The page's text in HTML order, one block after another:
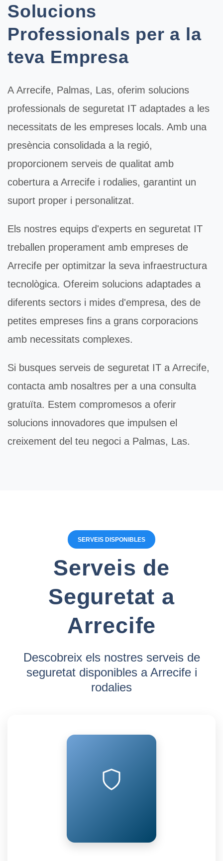
Solucions
Professionals per a la
teva Empresa
A Arrecife, Palmas, Las, oferim solucions
professionals de seguretat IT adaptades a les
necessitats de les empreses locals. Amb una
presència consolidada a la regió,
proporcionem serveis de qualitat amb
cobertura a Arrecife i rodalies, garantint un
suport proper i personalitzat.
Els nostres equips d'experts en seguretat IT
treballen properament amb empreses de
Arrecife per optimitzar la seva infraestructura
tecnològica. Ofereim solucions adaptades a
diferents sectors i mides d'empresa, des de
petites empreses fins a grans corporacions
amb necessitats complexes.
Si busques serveis de seguretat IT a Arrecife,
contacta amb nosaltres per a una consulta
gratuïta. Estem compromesos a oferir
solucions innovadores que impulsen el
creixement del teu negoci a Palmas, Las.
SERVEIS DISPONIBLES
Serveis de
Seguretat a
Arrecife
Descobreix els nostres serveis de
seguretat disponibles a Arrecife i
rodalies